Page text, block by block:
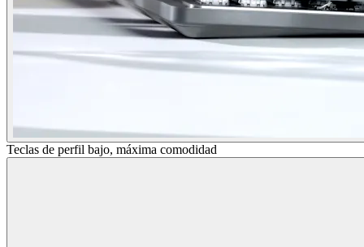
Teclas de perfil bajo, máxima comodidad